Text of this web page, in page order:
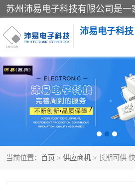
沛易电子科
当前位置： 首页 > 供应商机 > 长期可供
西门康 英
快恢复二极管 英
英飞凌可控硅模块
SEMIKRON西门康IGBT